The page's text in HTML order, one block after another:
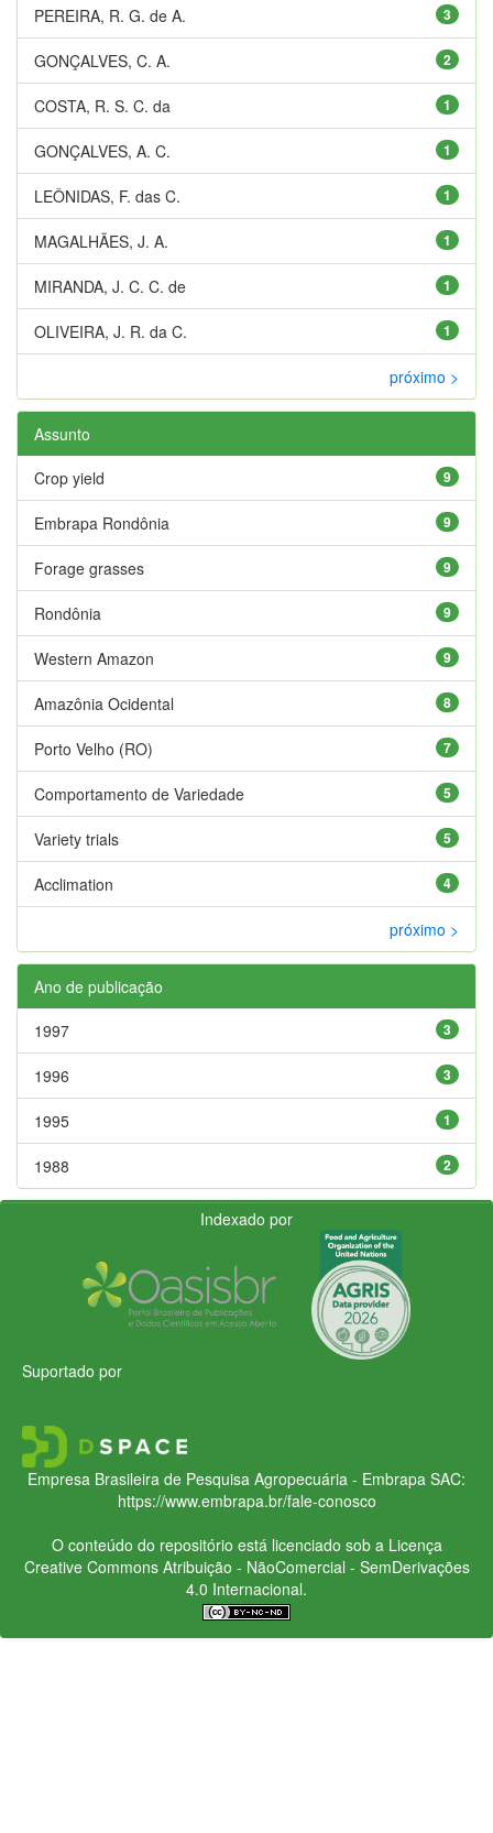
3
PEREIRA, R. G. de A.
2
GONÇALVES, C. A.
1
COSTA, R. S. C. da
1
GONÇALVES, A. C.
1
LEÔNIDAS, F. das C.
1
MAGALHÃES, J. A.
1
MIRANDA, J. C. C. de
1
OLIVEIRA, J. R. da C.
próximo >
Assunto
9
Crop yield
9
Embrapa Rondônia
9
Forage grasses
9
Rondônia
9
Western Amazon
8
Amazônia Ocidental
7
Porto Velho (RO)
5
Comportamento de Variedade
5
Variety trials
4
Acclimation
próximo >
Ano de publicação
3
1997
3
1996
1
1995
2
1988
Indexado por
Suportado por
Empresa Brasileira de Pesquisa Agropecuária - Embrapa SAC:
https://www.embrapa.br/fale-conosco
O conteúdo do repositório está licenciado sob a Licença
Creative CommonsAtribuição - NãoComercial - SemDerivações
4.0 Internacional.